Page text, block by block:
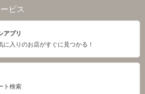
ビス
アプリ
に入りのお店がすぐに見つかる！
ト検索